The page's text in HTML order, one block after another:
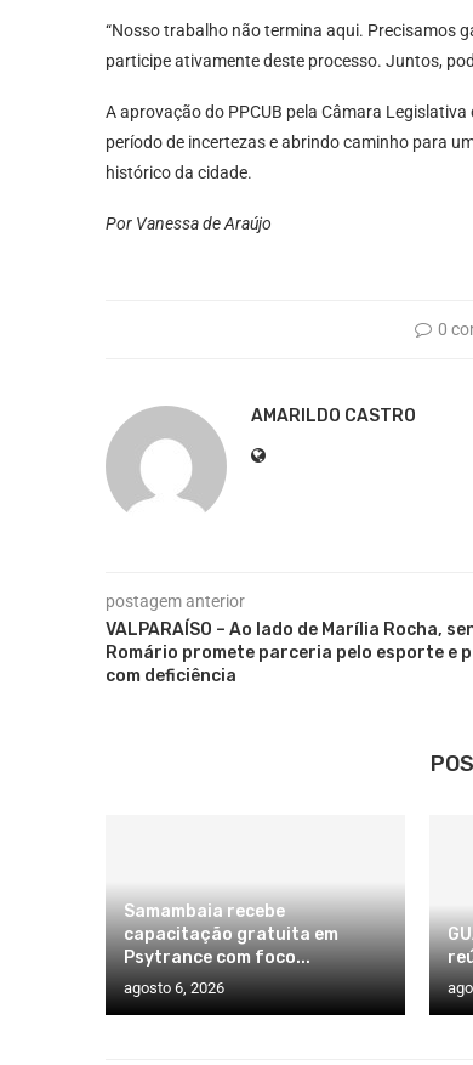
“Nosso trabalho não termina aqui. Precisamos
participe ativamente deste processo. Juntos,
A aprovação do PPCUB pela Câmara
período de incertezas e abrindo caminho para
histórico da cidade.
Por Vanessa de Araújo
0
AMARILDO CASTRO
postagem anterior
VALPARAÍSO – Ao lado de Marília Rocha,
Romário promete parceria pelo esporte e
com deficiência
Samambaia recebe
capacitação gratuita em
Psytrance com foco...
agosto 6, 2026